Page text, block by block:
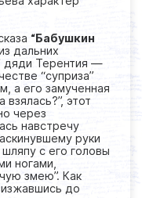
“Бабушкин
дальних
дяди Терентия —
“суприза”
а его замученная
этот
через
навстречу
руки
с его головы
ногами,
змею”. Как
до